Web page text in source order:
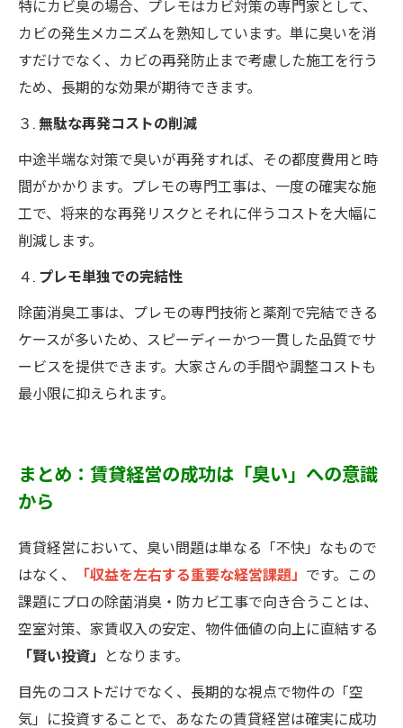
特にカビ臭の場合、プレモはカビ対策の専門家として、
カビの発生メカニズムを熟知しています。単に臭いを消
すだけでなく、カビの再発防止まで考慮した施工を行う
ため、長期的な効果が期待できます。
３.無駄な再発コストの削減
中途半端な対策で臭いが再発すれば、その都度費用と時
間がかかります。プレモの専門工事は、一度の確実な施
工で、将来的な再発リスクとそれに伴うコストを大幅に
削減します。
４. プレモ単独での完結性
除菌消臭工事は、プレモの専門技術と薬剤で完結できる
ケースが多いため、スピーディーかつ一貫した品質でサ
ービスを提供できます。大家さんの手間や調整コストも
最小限に抑えられます。
まとめ：賃貸経営の成功は「臭い」への意識
から
賃貸経営において、臭い問題は単なる「不快」なもので
はなく、
「収益を左右する重要な経営課題」 です。この
課題にプロの除菌消臭・防カビ工事で向き合うことは、
空室対策、家賃収入の安定、物件価値の向上に直結する
「賢い投資」 となります。
目先のコストだけでなく、長期的な視点で物件の「空
気」に投資することで、あなたの賃貸経営は確実に成功